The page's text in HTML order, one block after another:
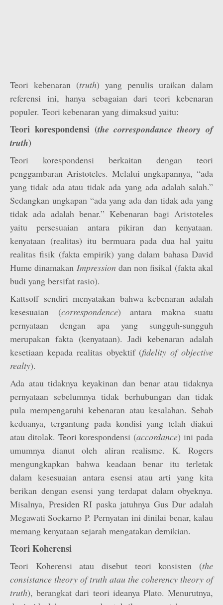
Teori kebenaran (truth) yang penulis uraikan dalam
referensi ini, hanya sebagaian dari teori kebenaran
populer. Teori kebenaran yang dimaksud yaitu:
Teori korespondensi (the correspondance theory of
truth)
Teori korespondensi berkaitan dengan teori
penggambaran Aristoteles. Melalui ungkapannya, “ada
yang tidak ada atau tidak ada yang ada adalah salah.”
Sedangkan ungkapan “ada yang ada dan tidak ada yang
tidak ada adalah benar.” Kebenaran bagi Aristoteles
yaitu persesuaian antara pikiran dan kenyataan.
kenyataan (realitas) itu bermuara pada dua hal yaitu
realitas fisik (fakta empirik) yang dalam bahasa David
Hume dinamakan Impressiondan non fisikal (fakta akal
budi yang bersifat rasio).
Kattsoff sendiri menyatakan bahwa kebenaran adalah
kesesuaian (correspondence) antara makna suatu
pernyataan dengan apa yang sungguh-sungguh
merupakan fakta (kenyataan). Jadi kebenaran adalah
kesetiaan kepada realitas obyektif (fidelity of objective
realty).
Ada atau tidaknya keyakinan dan benar atau tidaknya
pernyataan sebelumnya tidak berhubungan dan tidak
pula mempengaruhi kebenaran atau kesalahan. Sebab
keduanya, tergantung pada kondisi yang telah diakui
atau ditolak. Teori korespondensi (accordance) ini pada
umumnya dianut oleh aliran realisme. K. Rogers
mengungkapkan bahwa keadaan benar itu terletak
dalam kesesuaian antara esensi atau arti yang kita
berikan dengan esensi yang terdapat dalam obyeknya.
Misalnya, Presiden RI paska jatuhnya Gus Dur adalah
Megawati Soekarno P. Pernyatan ini dinilai benar, kalau
memang kenyataan sejarah mengatakan demikian.
Teori Koherensi
Teori Koherensi atau disebut teori konsisten (the
consistance theory of truth atau the coherency theory of
truth), berangkat dari teori ideanya Plato. Menurutnya,